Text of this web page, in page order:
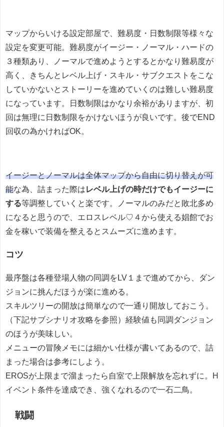
マップからいける設定部屋で、難易度・日数制限等様々な
設定を変更可能。難易度がイージー・ノーマル・ハードの
３種類あり、ノーマルで進めようとするとかなり難易度が
高く、きちんとレベル上げ・スキル・サブクエストをこな
していかないとストーリーを進めていくのは難しい難易度
になっています。日数制限はかなり余裕がありますが、初
回は無理に日数制限をかけないほうが良いです。後でEND
回収の為かければOK。
イージーとノーマルは全体マップから自由に切り替えが可
能な為、詰まった際はレベル上げの時だけでもイージーに
する等調整していくと楽です。ノーマルのみだと敗北多め
になると思うので、エロスレベル♡４から使える娼館でお
金を稼いで装備を整えるとスムーズに進めます。
コツ
最序盤は各種登場人物の同調をLV１まで進めてから、ダン
ジョンに挑んだほうが楽に進める。
スキルツリーの開放は簡単なので一通り開放しておこう。
（下記サブシナリオ攻略を参照）経験値も同調ダンジョン
のほうが美味しい。
メニューの冒険メモには細かい仕様が書いてあるので、詰
まった場合は参考にしよう。
EROSが上限まで溜まったら自室で上限解放を忘れずに。H
イベント条件を達成でき、強くなれるので一石二鳥。
戦闘